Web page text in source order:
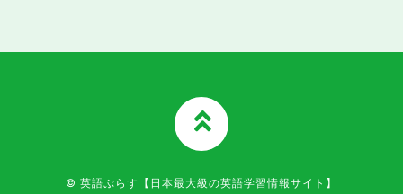
TOPへ
© 英語ぷらす【日本最大級の英語学習情報サイト】